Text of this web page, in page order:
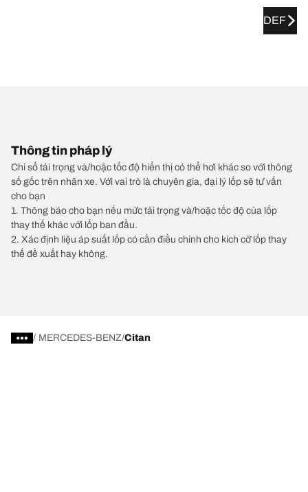
DEF
Thông tin pháp lý
Chỉ số tải trọng và/hoặc tốc độ hiển thị có thể hơi khác so với thông
số gốc trên nhãn xe. Với vai trò là chuyên gia, đại lý lốp sẽ tư vấn
cho bạn
1. Thông báo cho bạn nếu mức tải trọng và/hoặc tốc độ của lốp
thay thế khác với lốp ban đầu.
2. Xác định liệu áp suất lốp có cần điều chỉnh cho kích cỡ lốp thay
thế đề xuất hay không.
/ MERCEDES-BENZ Citan